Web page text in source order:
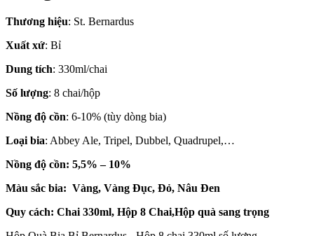
Thương hiệu: St. Bernardus
Xuất xứ: Bỉ
Dung tích: 330ml/chai
Số lượng: 8 chai/hộp
Nồng độ cồn: 6-10% (tùy dòng bia)
Loại bia: Abbey Ale, Tripel, Dubbel, Quadrupel,…
Nồng độ cồn: 5,5% – 10%
Màu sắc bia: Vàng, Vàng Đục, Đỏ, Nâu Đen
Quy cách: Chai 330ml, Hộp 8 Chai,Hộp quà sang trọng